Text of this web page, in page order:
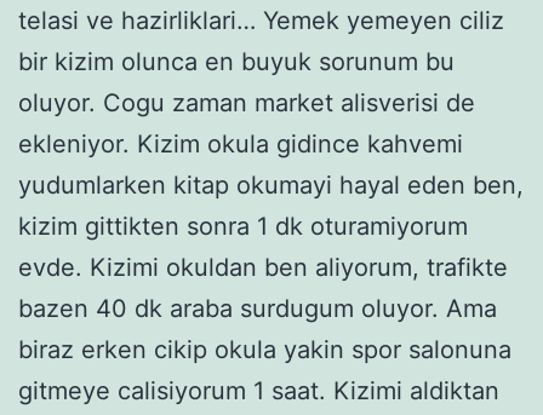
telasi ve hazirliklari… Yemek yemeyen ciliz
bir kizim olunca en buyuk sorunum bu
oluyor. Cogu zaman market alisverisi de
ekleniyor. Kizim okula gidince kahvemi
yudumlarken kitap okumayi hayal eden ben,
kizim gittikten sonra 1 dk oturamiyorum
evde. Kizimi okuldan ben aliyorum, trafikte
bazen 40 dk araba surdugum oluyor. Ama
biraz erken cikip okula yakin spor salonuna
gitmeye calisiyorum 1 saat. Kizimi aldiktan